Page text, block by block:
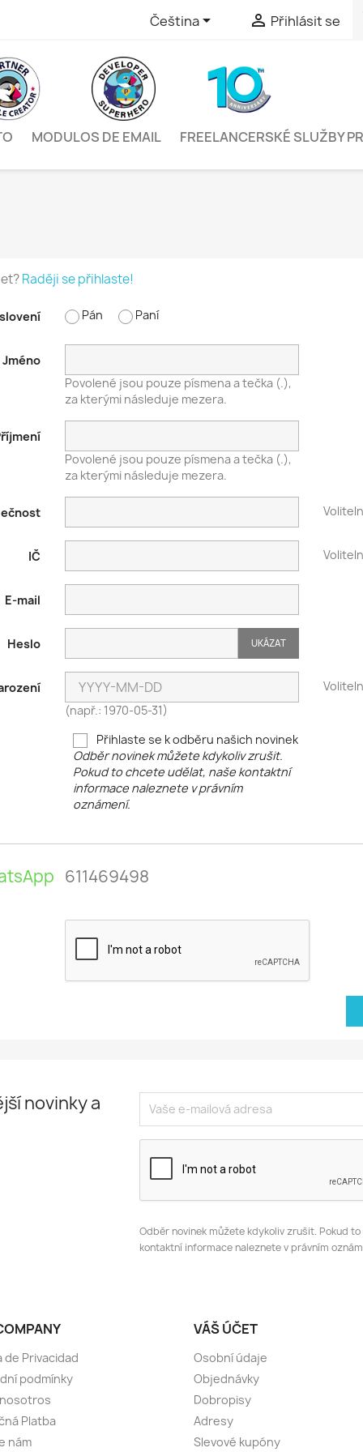
Čeština  Přihlásit se
MODULOS DE EMAIL FREELANCERSKÉ SLUŽBY
Raději se přihlaste!
Pán Paní
Jméno
Povolené jsou pouze písmena a tečka (.),
za kterými následuje mezera.
Povolené jsou pouze písmena a tečka (.),
za kterými následuje mezera.
IČ
E-mail
Heslo UKÁZAT
(např.: 1970-05-31)
Přihlaste se k odběru našich novinek
Odběr novinek můžete kdykoliv zrušit.
Pokud to chcete udělat, naše kontaktní
informace naleznete v právním
oznámení.
611469498
novinky a
Odběr novinek můžete kdykoliv zrušit. Pokud
kontaktní informace naleznete v právním
de Privacidad
podmínky
Platba
nám
VÁŠ ÚČET
Osobní údaje
Objednávky
Dobropisy
Adresy
Slevové kupóny